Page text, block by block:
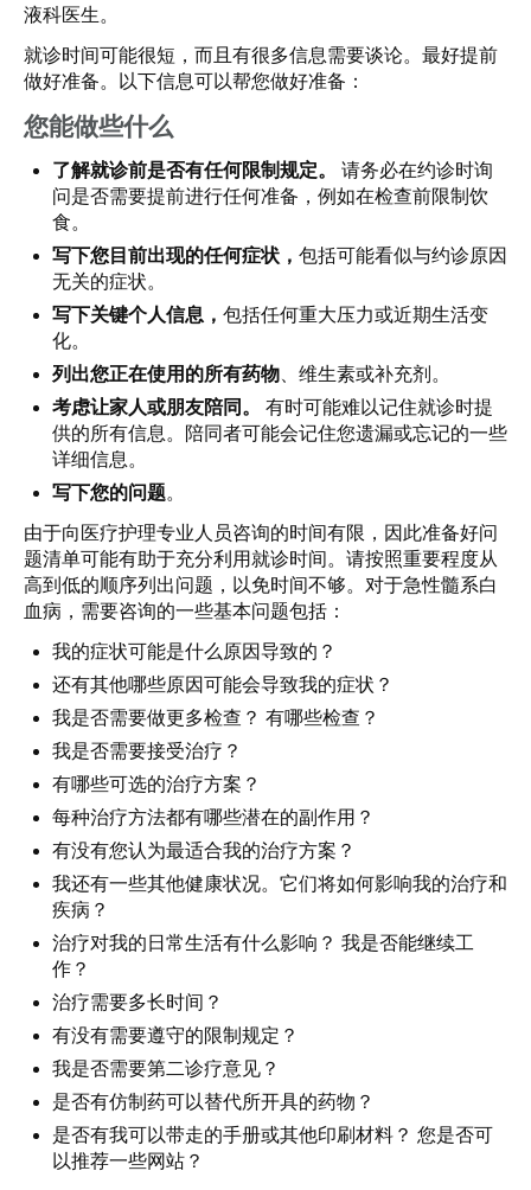
液科医生。
就诊时间可能很短，而且有很多信息需要谈论。最好提前
做好准备。以下信息可以帮您做好准备：
您能做些什么
了解就诊前是否有任何限制规定。
请务必在约诊时询
问是否需要提前进行任何准备，例如在检查前限制饮
食。
写下您目前出现的任何症状， 包括可能看似与约诊原因
无关的症状。
写下关键个人信息， 包括任何重大压力或近期生活变
化。
列出您正在使用的所有药物 、维生素或补充剂。
考虑让家人或朋友陪同。
有时可能难以记住就诊时提
供的所有信息。陪同者可能会记住您遗漏或忘记的一些
详细信息。
写下您的问题。
由于向医疗护理专业人员咨询的时间有限，因此准备好问
题清单可能有助于充分利用就诊时间。请按照重要程度从
高到低的顺序列出问题，以免时间不够。对于急性髓系白
血病，需要咨询的一些基本问题包括：
我的症状可能是什么原因导致的？
还有其他哪些原因可能会导致我的症状？
我是否需要做更多检查？ 有哪些检查？
我是否需要接受治疗？
有哪些可选的治疗方案？
每种治疗方法都有哪些潜在的副作用？
有没有您认为最适合我的治疗方案？
我还有一些其他健康状况。它们将如何影响我的治疗和
疾病？
治疗对我的日常生活有什么影响？ 我是否能继续工
作？
治疗需要多长时间？
有没有需要遵守的限制规定？
我是否需要第二诊疗意见？
是否有仿制药可以替代所开具的药物？
是否有我可以带走的手册或其他印刷材料？ 您是否可
以推荐一些网站？